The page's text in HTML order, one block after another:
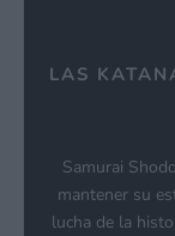
LAS
Samurai
mantener su
lucha de la